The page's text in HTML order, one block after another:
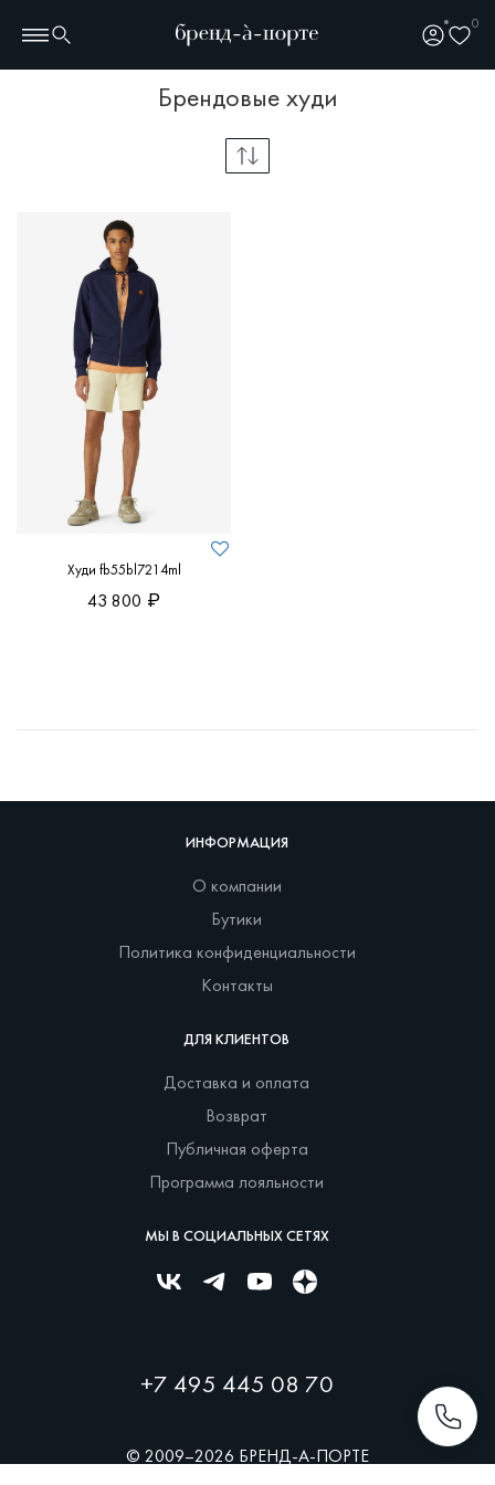
0
брендовые худи
Худи fb55bl7214ml
43 800
ИНФОРМАЦИЯ
О компании
Бутики
Политика конфиденциальности
Контакты
ДЛЯ КЛИЕНТОВ
Доставка и оплата
Возврат
Публичная оферта
Программа лояльности
МЫ В СОЦИАЛЬНЫХ СЕТЯХ
+7 495 445 08 70
© 2009–2026 БРЕНД-А-ПОРТЕ